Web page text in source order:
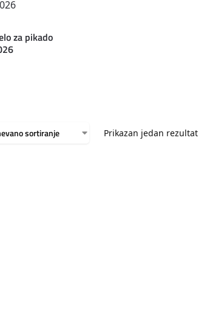
za pikado
Prikazan jedan rezultat